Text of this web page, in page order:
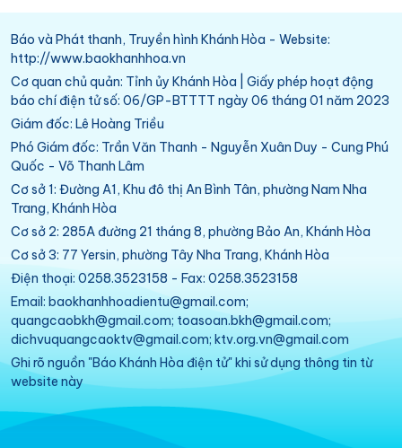
Báo và Phát thanh, Truyền hình Khánh Hòa - Website:
http://www.baokhanhhoa.vn
Cơ quan chủ quản: Tỉnh ủy Khánh Hòa | Giấy phép hoạt động
báo chí điện tử số: 06/GP-BTTTT ngày 06 tháng 01 năm 2023
Giám đốc: Lê Hoàng Triều
Phó Giám đốc: Trần Văn Thanh - Nguyễn Xuân Duy - Cung Phú
Quốc - Võ Thanh Lâm
Cơ sở 1: Đường A1, Khu đô thị An Bình Tân, phường Nam Nha
Trang, Khánh Hòa
Cơ sở 2: 285A đường 21 tháng 8, phường Bảo An, Khánh Hòa
Cơ sở 3: 77 Yersin, phường Tây Nha Trang, Khánh Hòa
Điện thoại: 0258.3523158 - Fax: 0258.3523158
Email: baokhanhhoadientu@gmail.com;
quangcaobkh@gmail.com; toasoan.bkh@gmail.com;
dichvuquangcaoktv@gmail.com; ktv.org.vn@gmail.com
Ghi rõ nguồn "Báo Khánh Hòa điện tử" khi sử dụng thông tin từ
website này